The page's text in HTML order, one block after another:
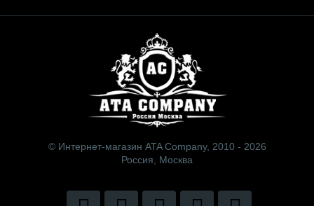
© Интернет-магазин ATA Company, 2010 - 2026
Россия, Москва